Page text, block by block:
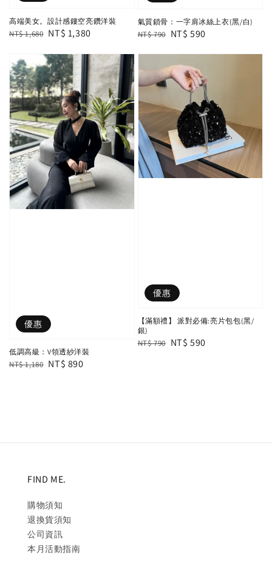
高端美女。設計感鏤空亮鑽洋裝
Regular
NT$ 1,680 Sale
NT$ 1,380
氣質鎖骨：一字肩冰絲上衣(黑/白)
Regular
NT$ 790 Sale
NT$ 590
優惠
低調高級：V領透紗洋裝
Regular
NT$ 1,180 Sale
NT$ 890
優惠
【滿額禮】 派對必備:亮片包包(黑/
銀)
Regular
NT$ 790 Sale
NT$ 590
FIND ME.
購物須知
退換貨須知
公司資訊
本月活動指南